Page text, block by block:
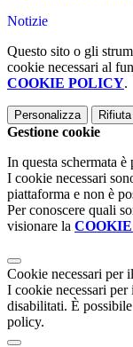
Notizie
Questo sito o gli
cookie necessari al
COOKIE POLICY.
Personalizza
Gestione cookie
In questa schermata
I cookie necessari
piattaforma e non è
Per conoscere quali
visionare la
Cookie necessari per
I cookie necessari per
disabilitati. È
policy.